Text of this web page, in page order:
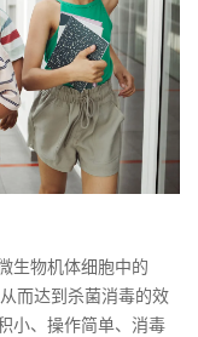
生物机体细胞中的
而达到杀菌消毒的效
小、操作简单、消毒